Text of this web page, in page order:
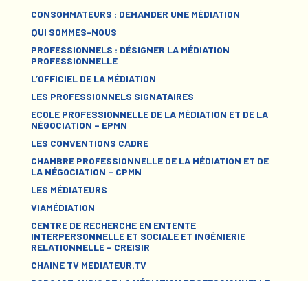
CONSOMMATEURS : DEMANDER UNE MÉDIATION
QUI SOMMES-NOUS
PROFESSIONNELS : DÉSIGNER LA MÉDIATION
PROFESSIONNELLE
L’OFFICIEL DE LA MÉDIATION
LES PROFESSIONNELS SIGNATAIRES
ECOLE PROFESSIONNELLE DE LA MÉDIATION ET DE LA
NÉGOCIATION – EPMN
LES CONVENTIONS CADRE
CHAMBRE PROFESSIONNELLE DE LA MÉDIATION ET DE
LA NÉGOCIATION – CPMN
LES MÉDIATEURS
VIAMÉDIATION
CENTRE DE RECHERCHE EN ENTENTE
INTERPERSONNELLE ET SOCIALE ET INGÉNIERIE
RELATIONNELLE – CREISIR
CHAINE TV MEDIATEUR.TV